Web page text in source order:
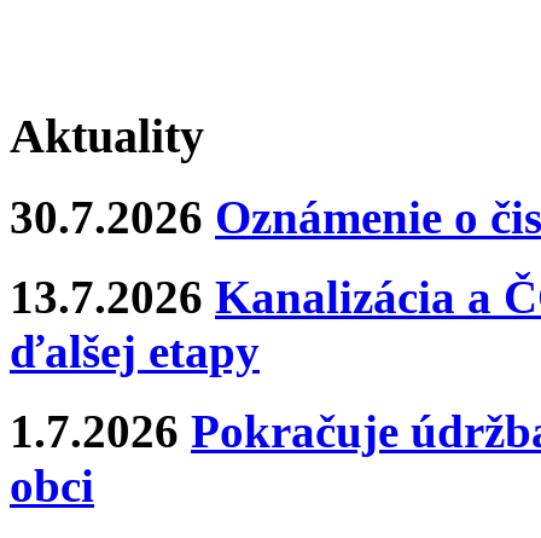
Aktuality
30.7.2026 Oznámenie o
13.7.2026 Kanalizácia a
ďalšej etapy
1.7.2026 Pokračuje
obci